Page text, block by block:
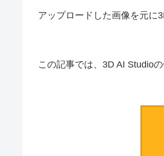
アップロードした画像を元に
この記事では、3D AI Studio